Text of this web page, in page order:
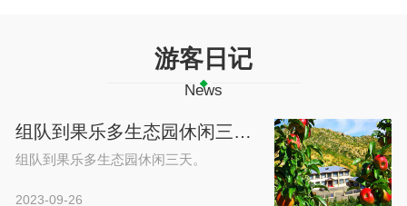
游客日记
News
组队到果乐多生态园休闲三天。
组队到果乐多生态园休闲三天。
2023-09-26